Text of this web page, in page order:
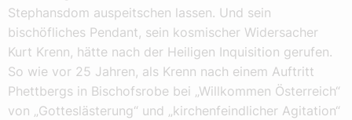
Stephansdom auspeitschen lassen. Und sein
bischöfliches Pendant, sein kosmischer Widersacher
Kurt Krenn, hätte nach der Heiligen Inquisition gerufen.
So wie vor 25 Jahren, als Krenn nach einem Auftritt
Phettbergs in Bischofsrobe bei „Willkommen Österreich“
von „Gotteslästerung“ und „kirchenfeindlicher Agitation“